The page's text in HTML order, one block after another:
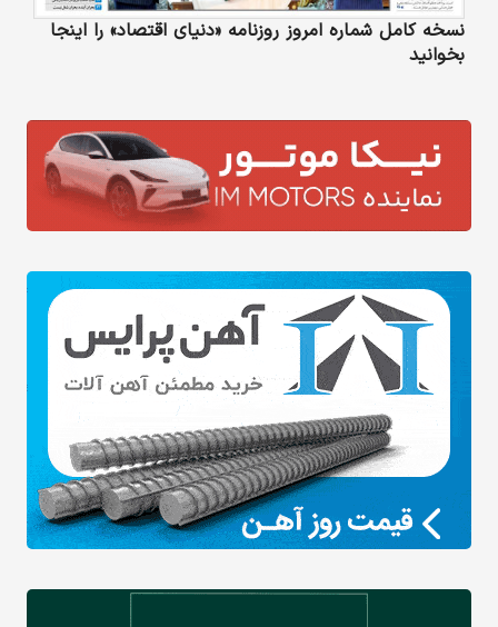
نسخه کامل شماره امروز روزنامه «دنیای‌ اقتصاد» را اینجا
بخوانید